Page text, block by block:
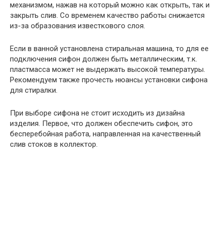
механизмом, нажав на который можно как открыть, так и
закрыть слив. Со временем качество работы снижается
из-за образования известкового слоя.
Если в ванной установлена стиральная машина, то для ее
подключения сифон должен быть металлическим, т.к.
пластмасса может не выдержать высокой температуры.
Рекомендуем также прочесть нюансы установки сифона
для стиралки.
При выборе сифона не стоит исходить из дизайна
изделия. Первое, что должен обеспечить сифон, это
бесперебойная работа, направленная на качественный
слив стоков в коллектор.